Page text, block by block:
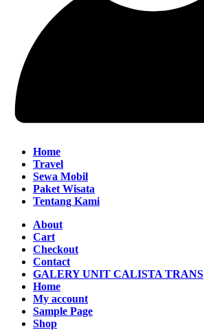
Home
Travel
Sewa Mobil
Paket Wisata
Tentang Kami
About
Cart
Checkout
Contact
GALERY UNIT CALISTA TRANS
Home
My account
Sample Page
Shop